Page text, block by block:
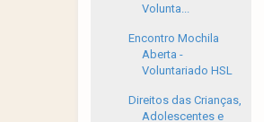
Volunta...
Encontro Mochila
Aberta -
Voluntariado HSL
Direitos das Crianças,
Adolescentes e